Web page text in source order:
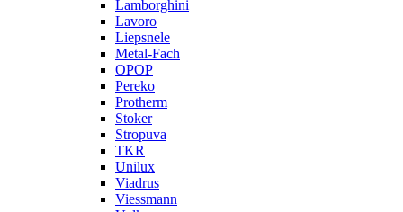
Lamborghini
Lavoro
Liepsnele
Metal-Fach
OPOP
Pereko
Protherm
Stoker
Stropuva
TKR
Unilux
Viadrus
Viessmann